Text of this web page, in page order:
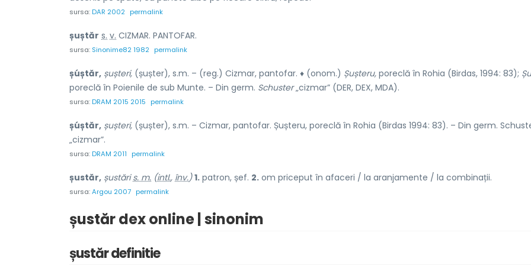
sursa:DAR 2002 permalink
șuștăr s. v. CIZMAR. PANTOFAR.
sursa: Sinonime82 1982 permalink
șúștăr, șușteri, (șușter), s.m. – (reg.) Cizmar, pantofar. ♦ (onom.) Șușteru, poreclă în Rohia (Birdas, 1994: 83);
poreclă în Poienile de sub Munte. – Din germ. Schuster„cizmar” (DER, DEX, MDA).
sursa:DRAM 2015 2015 permalink
șúștăr, șușteri, (șușter), s.m. – Cizmar, pantofar. Șușteru, poreclă în Rohia (Birdas 1994: 83). – Din germ.
„cizmar”.
sursa:DRAM 2011 permalink
șustăr, șustăris. m. (intl., înv.) 1. patron, șef. 2. om priceput în afaceri / la aranjamente / la combinații.
sursa:Argou 2007 permalink
șustăr dex online | sinonim
șustăr definitie